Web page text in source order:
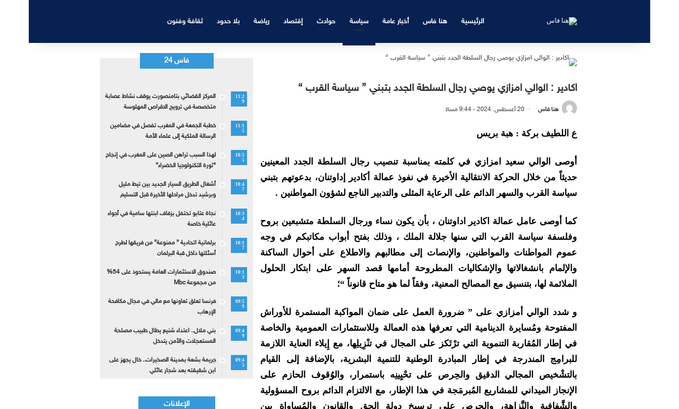
الرئيسية هنا فاس أخبار عامة سياسة حوادث إقتصاد رياضة بلا حدود ثقافة وفنون
اكادير : الوالي امزازي يوصي رجال السلطة الجدد بتبني ” سياسة القرب “
هنا فاس 20 أغسطس، 2024 - 9:44 مساءً
ع اللطيف بركة : هبة بريس
أوصى الوالي سعيد امزازي في كلمته بمناسبة تنصيب رجال السلطة الجدد المعينين
حديثاً من خلال الحركة الانتقالية الأخيرة في نفوذ عمالة أكادير إداوتنان، بدعوتهم بتبني
سياسة القرب والسهر الدائم على الرعاية المثلى والتدبير الناجع لشؤون المواطنين .
كما أوصى عامل عمالة اكادير اداوتنان ، بأن يكون نساء ورجال السلطة متشبعين بروح
وفلسفة سياسة القرب التي سنها جلالة الملك ، وذلك بفتح أبواب مكاتبكم في وجه
عموم المواطنات والمواطنين، والإنصات إلى مطالبهم والاطلاع على أحوال الساكنة
والإلمام بانشغالاتها والإشكاليات المطروحة أمامها قصد السهر على ابتكار الحلول
الملائمة لها، بتنسيق مع المصالح المعنية، وفقاً لما هو متاح قانوناً “؛
و شدد الوالي أمزازي على ” ضرورة العمل على ضمان المواكبة المستمرة للأوراش
المفتوحة ومُسايرة الدينامية التي تعرفها هذه العمالة وللاستثمارات العمومية والخاصة
في إطار المُقاربة التنموية التي ترْتَكز على المجال في تنْزِيلِها، مع إِيلاء العناية اللازمة
للبرامِج المندرجة في إطار المبادرة الوطنية للتنمية البشرية، بالإضافة إلى القيام
بالتشْخيص المجالي الدقيق والحِرص على تحْيِينِه باستمرار، والوُقوف الحازم على
الإنجاز الميداني للمشاريع المُبرمَجة في هذا الإطار، مع الالتزام الدائم بروح المسؤولية
والشَّفافِية والنَّزاهة، والحِرص على ترسيخ دولة الحق والقانون والمُساواة بين
فاس 24
11:2
9
المركز القضائي بتامنصورت يوقف نشاط عصابة
متخصصة في ترويج الاقراص المهلوسة
11:1
5
خطبة الجمعة في المغرب تفصل في مضامين
الرسالة الملكية إلى علماء الأمة
10:5
5
لهذا السبب تراهن الصين على المغرب في إنجاح
“ثورة التكنولوجيا الخضراء”
10:4
7
أشغال الطريق السيار الجديد بين تيط مليل
وبرشيد تدخل مراحلها الأخيرة قبل التسليم
10:3
4
نجاة عتابو تحتفل بزفاف ابنتها سامية في أجواء
عائلية خاصة
10:1
7
برلمانية اتحادية ” ممنوعة” من فريقها لطرح
أسئلتها داخل قبة البرلمان
10:1
3
صندوق الاستثمارات العامة يستحوذ على 54%
من مجموعة Mbc
09:5
9
فرنسا تعلق تعاونها مع مالي في مجال مكافحة
الإرهاب
09:4
9
بني ملال.. اعتداء شنيع يطال طبيب مصلحة
المستعجلات والأمن يتدخل
09:4
5
جريمة بشعة بمدينة الصخيرات.. خال يجهز على
ابن شقيقته بعد شجار عائلي
الإعلانات